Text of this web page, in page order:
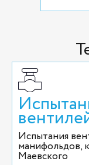
Испытания
манифольдов,
Маевского